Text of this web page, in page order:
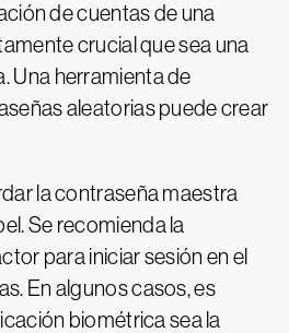
de cuentas de una
crucial que sea una
Una herramienta de
aleatorias puede crear
la contraseña maestra
Se recomienda la
para iniciar sesión en el
En algunos casos, es
biométrica sea la